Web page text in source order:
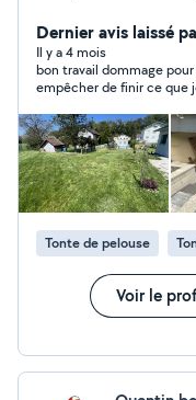
renseignements
08-32-07
Dernier avis laissé
Il y a 4 mois
bon travail dommage
empêcher de finir ce que je voulais je le
Tonte de pelouse
Voir le